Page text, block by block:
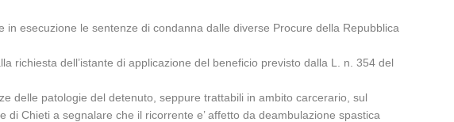
esecuzione le sentenze di condanna dalle diverse Procure della Repubblica
richiesta dell’istante di applicazione del beneficio previsto dalla L. n. 354 del
delle patologie del detenuto, seppure trattabili in ambito carcerario, sul
Chieti a segnalare che il ricorrente e’ affetto da deambulazione spastica